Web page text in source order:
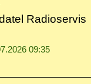
Radioservis
09:35